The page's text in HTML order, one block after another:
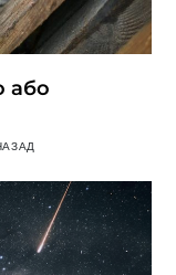
або